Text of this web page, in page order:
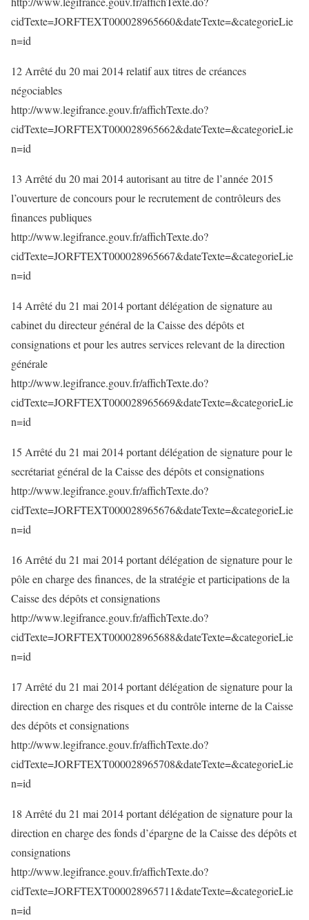
cidTexte=JORFTEXT000028965660&dateTexte=&categorieLie
n=id
12 Arrêté du 20 mai 2014 relatif aux titres de créances
négociables
http://www.legifrance.gouv.fr/affichTexte.do?
cidTexte=JORFTEXT000028965662&dateTexte=&categorieLie
n=id
13 Arrêté du 20 mai 2014 autorisant au titre de l’année 2015
l’ouverture de concours pour le recrutement de contrôleurs des
finances publiques
http://www.legifrance.gouv.fr/affichTexte.do?
cidTexte=JORFTEXT000028965667&dateTexte=&categorieLie
n=id
14 Arrêté du 21 mai 2014 portant délégation de signature au
cabinet du directeur général de la Caisse des dépôts et
consignations et pour les autres services relevant de la direction
générale
http://www.legifrance.gouv.fr/affichTexte.do?
cidTexte=JORFTEXT000028965669&dateTexte=&categorieLie
n=id
15 Arrêté du 21 mai 2014 portant délégation de signature pour le
secrétariat général de la Caisse des dépôts et consignations
http://www.legifrance.gouv.fr/affichTexte.do?
cidTexte=JORFTEXT000028965676&dateTexte=&categorieLie
n=id
16 Arrêté du 21 mai 2014 portant délégation de signature pour le
pôle en charge des finances, de la stratégie et participations de la
Caisse des dépôts et consignations
http://www.legifrance.gouv.fr/affichTexte.do?
cidTexte=JORFTEXT000028965688&dateTexte=&categorieLie
n=id
17 Arrêté du 21 mai 2014 portant délégation de signature pour la
direction en charge des risques et du contrôle interne de la Caisse
des dépôts et consignations
http://www.legifrance.gouv.fr/affichTexte.do?
cidTexte=JORFTEXT000028965708&dateTexte=&categorieLie
n=id
18 Arrêté du 21 mai 2014 portant délégation de signature pour la
direction en charge des fonds d’épargne de la Caisse des dépôts et
consignations
http://www.legifrance.gouv.fr/affichTexte.do?
cidTexte=JORFTEXT000028965711&dateTexte=&categorieLie
n=id